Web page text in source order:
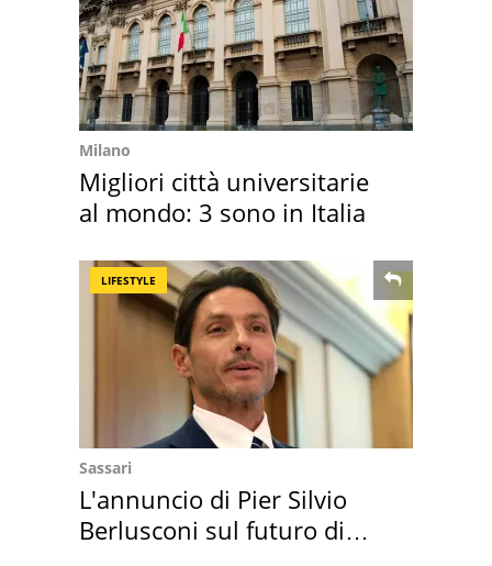
Milano
Migliori città universitarie
al mondo: 3 sono in Italia
LIFESTYLE
Sassari
L'annuncio di Pier Silvio
Berlusconi sul futuro di